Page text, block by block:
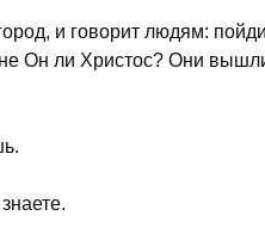
и говорит людям:
Он ли Христос? Они